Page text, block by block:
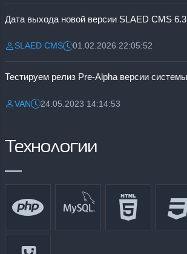
Дата выхода новой версии SLAED CMS 6.3
Разместил:
SLAED CMSДата:01.02.2026 22:05:52
Разместил:
VANДата:24.05.2023 14:14:53
Технологии